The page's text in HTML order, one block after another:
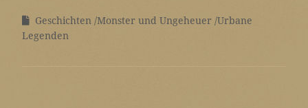
Geschichten Monster und Ungeheuer Urbane
Legenden